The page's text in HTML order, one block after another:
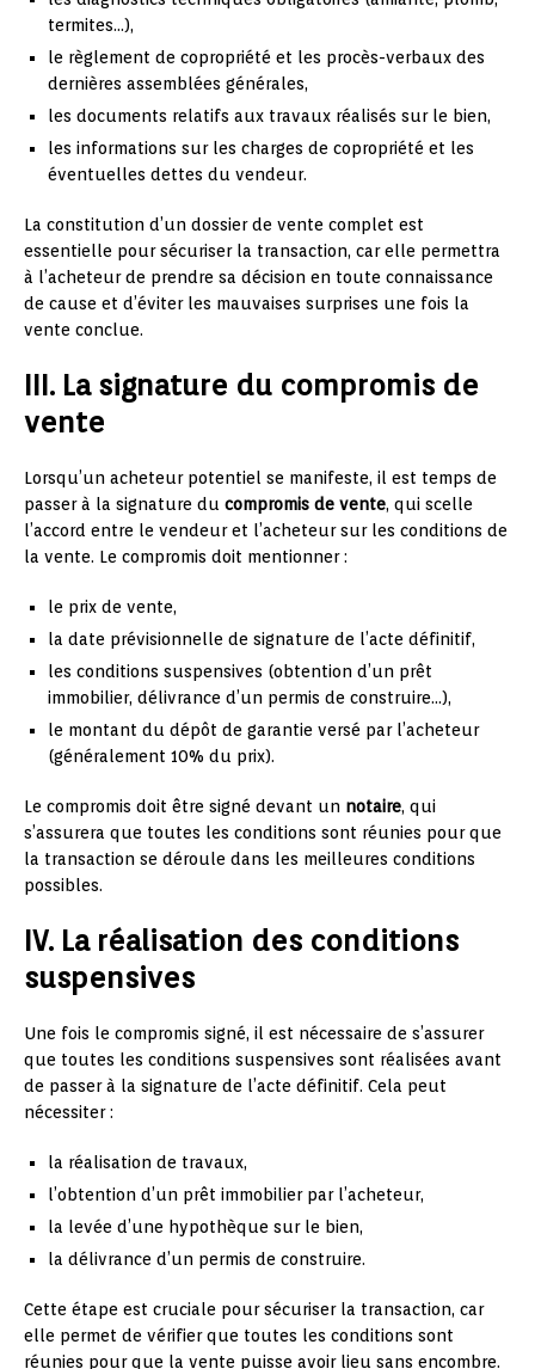
termites…),
le règlement de copropriété et les procès-verbaux des
dernières assemblées générales,
les documents relatifs aux travaux réalisés sur le bien,
les informations sur les charges de copropriété et les
éventuelles dettes du vendeur.
La constitution d’un dossier de vente complet est
essentielle pour sécuriser la transaction, car elle permettra
à l’acheteur de prendre sa décision en toute connaissance
de cause et d’éviter les mauvaises surprises une fois la
vente conclue.
III. La signature du compromis de
vente
Lorsqu’un acheteur potentiel se manifeste, il est temps de
passer à la signature du compromis de vente, qui scelle
l’accord entre le vendeur et l’acheteur sur les conditions de
la vente. Le compromis doit mentionner :
le prix de vente,
la date prévisionnelle de signature de l’acte définitif,
les conditions suspensives (obtention d’un prêt
immobilier, délivrance d’un permis de construire…),
le montant du dépôt de garantie versé par l’acheteur
(généralement 10% du prix).
Le compromis doit être signé devant un notaire, qui
s’assurera que toutes les conditions sont réunies pour que
la transaction se déroule dans les meilleures conditions
possibles.
IV. La réalisation des conditions
suspensives
Une fois le compromis signé, il est nécessaire de s’assurer
que toutes les conditions suspensives sont réalisées avant
de passer à la signature de l’acte définitif. Cela peut
nécessiter :
la réalisation de travaux,
l’obtention d’un prêt immobilier par l’acheteur,
la levée d’une hypothèque sur le bien,
la délivrance d’un permis de construire.
Cette étape est cruciale pour sécuriser la transaction, car
elle permet de vérifier que toutes les conditions sont
réunies pour que la vente puisse avoir lieu sans encombre.